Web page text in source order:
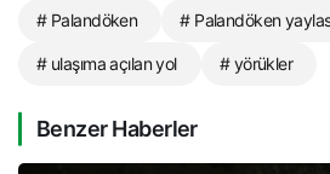
# Palandöken # Palandöken
# ulaşıma açılan yol # yörükler
Benzer Haberler